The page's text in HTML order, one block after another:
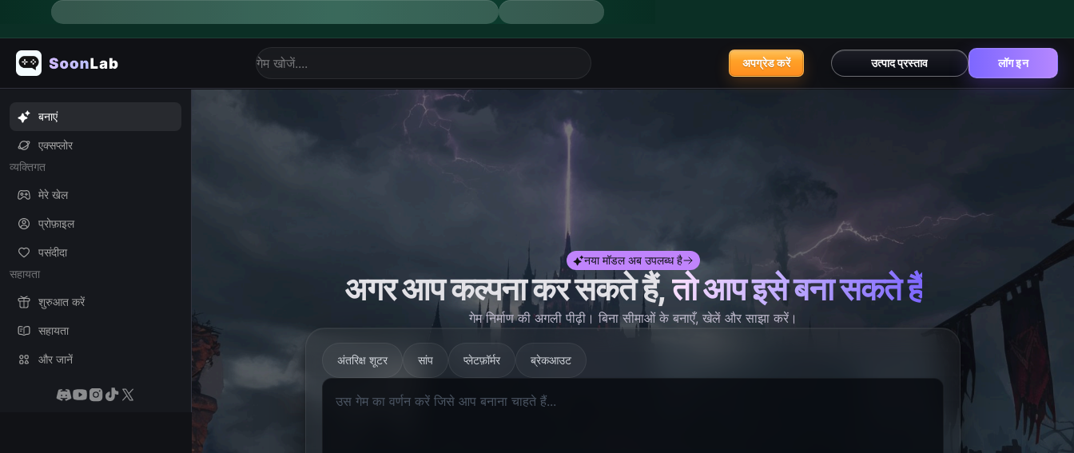
अपग्रेड करें उत्पाद प्रस्ताव लॉग इन
बनाएं
एक्सप्लोर
व्यक्तिगत
मेरे खेल
प्रोफ़ाइल
पसंदीदा
सहायता
शुरुआत करें
सहायता
और जानें
नया मॉडल अब उपलब्ध है
अगर आप कल्पना कर सकते हैं,तो आप इसे बना सकते हैं
गेम निर्माण की अगली पीढ़ी। बिना सीमाओं के बनाएँ, खेलें और साझा करें।
अंतरिक्ष शूटर सांप प्लेटफ़ॉर्मर ब्रेकआउट